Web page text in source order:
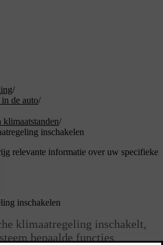
/
de auto/
klimaatstanden/
inschakelen
relevante informatie over uw specifieke
inschakelen
klimaatregeling inschakelt,
bepaalde functies